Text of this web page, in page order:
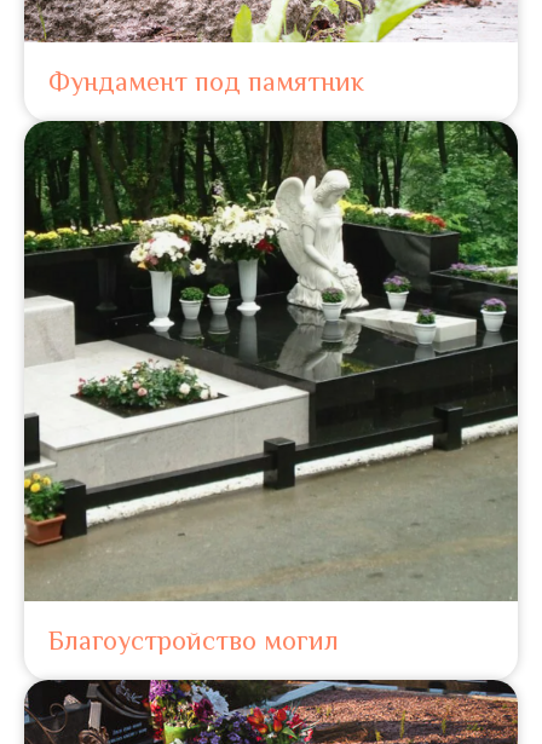
Фундамент под памятник
Благоустройство могил